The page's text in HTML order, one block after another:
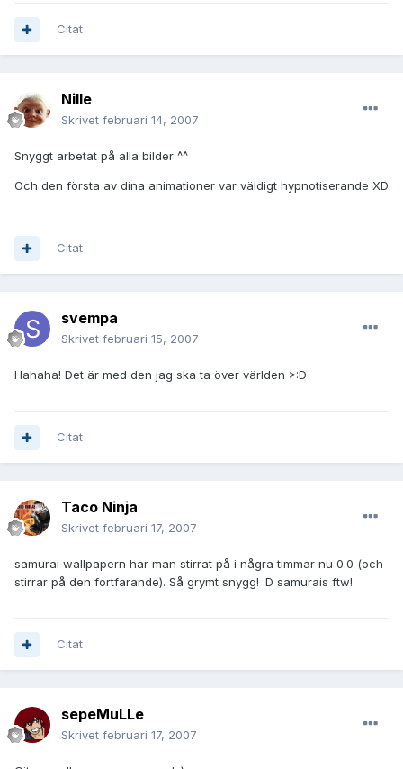
Citat
Nille
Skrivet februari 14, 2007
Snyggt arbetat på alla bilder ^^
Och den första av dina animationer var väldigt hypnotiserande XD
Citat
svempa
Skrivet februari 15, 2007
Hahaha! Det är med den jag ska ta över världen >:D
Citat
Taco Ninja
Skrivet februari 17, 2007
samurai wallpapern har man stirrat på i några timmar nu 0.0 (och
stirrar på den fortfarande). Så grymt snygg! :D samurais ftw!
Citat
sepeMuLLe
Skrivet februari 17, 2007